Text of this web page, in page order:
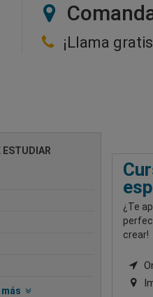
¡Llama
ESTUDIAR
¿Te
crear!